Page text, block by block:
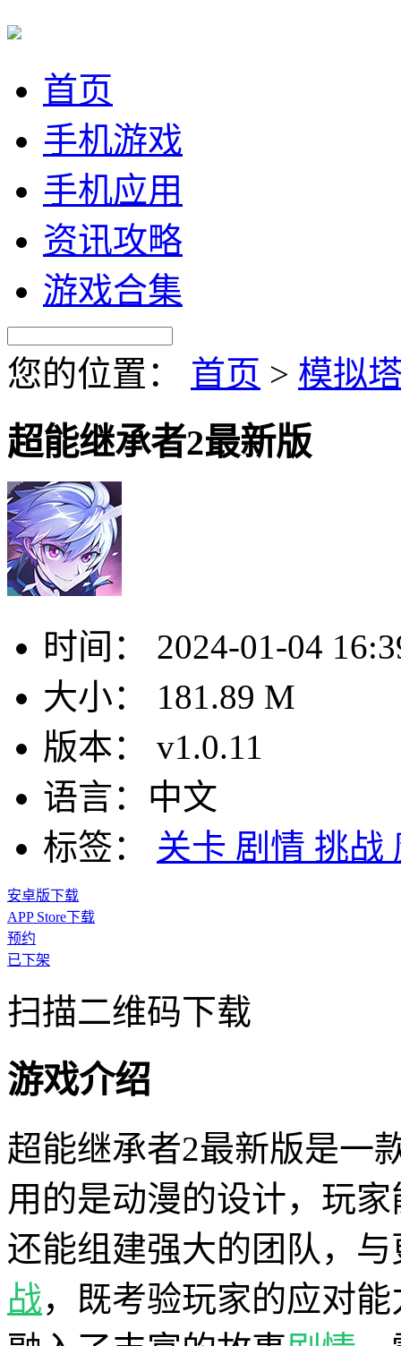
首页
手机游戏
手机应用
资讯攻略
游戏合集
您的位置： 首页 > 模拟
超能继承者2最新版
时间：
2024-01-04
大小：
181.89 M
版本：
v1.0.11
语言： 中文
标签：
关卡 剧情 挑战
安卓版下载
APP Store下载
预约
已下架
扫描二维码下载
游戏介绍
超能继承者2最新版是一
用的是动漫的设计，玩
还能组建强大的团队，
战，既考验玩家的应对